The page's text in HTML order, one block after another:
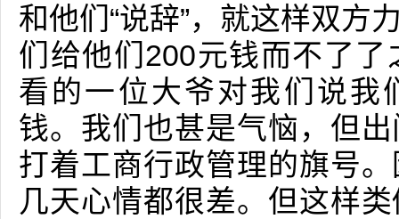
和他们“说辞”，就这样双方
们给他们200元钱而不了
看的一位大爷对我们说我
钱。我们也甚是气恼，但
打着工商行政管理的旗号
几天心情都很差。但这样